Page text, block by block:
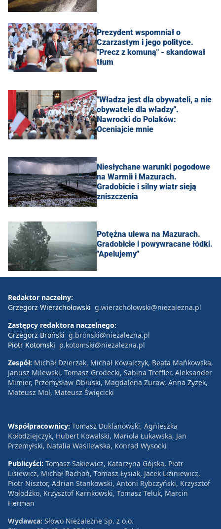
Prezydent wspomniał o
Czarzastym i jego polityce.
"Precz z komuną" - skandował
tłum
"Władza jest dla obywateli, a nie
obywatele dla władzy".
Nawrocki do Polaków:
Oceniajcie mnie
Niesłychane warunki pogodowe
na Warmii i Mazurach.
Gradobicie i silny wiatr sieją
zniszczenia
Potężna ulewa na Mazurach.
Gradobicie i powywracane łódki.
"Apelujemy"
Redaktor naczelny:
Grzegorz Wierzchołowski g.wierzcholowski@niezalezna.pl
Zastępcy redaktora naczelnego:
Grzegorz Broński g.bronski@niezalezna.pl
Piotr Kotomski p.kotomski@niezalezna.pl
Zespół: Michał Dzierżak, Michał Kowalczyk, Beata Mańkowska,
Janusz Milewski, Tomasz Grodecki, Sabina Treffler, Aleksander
Mimier, Przemysław Obłuski, Magdalena Żuraw, Anna Zyzek,
Mateusz Mol, Mateusz Święcicki
Współpracownicy: Tomasz Duklanowski, Agnieszka
Kołodziejczyk, Hubert Kowalski, Mariola Łukawska, Jan
Przemyłski, Natalia Wasilewska, Konrad Wysocki
Publicyści: Tomasz Sakiewicz, Katarzyna Gójska, Piotr
Lisiewicz, Michał Rachoń, Tomasz Łysiak, Jacek Liziniewicz,
Piotr Nisztor, Adrian Stankowski, Antoni Rybczyński, Krzysztof
Wołodźko, Krzysztof Karnkowski, Tomasz Teluk, Marcin
Herman
Wydawca: Słowo Niezależne Sp. z o.o.